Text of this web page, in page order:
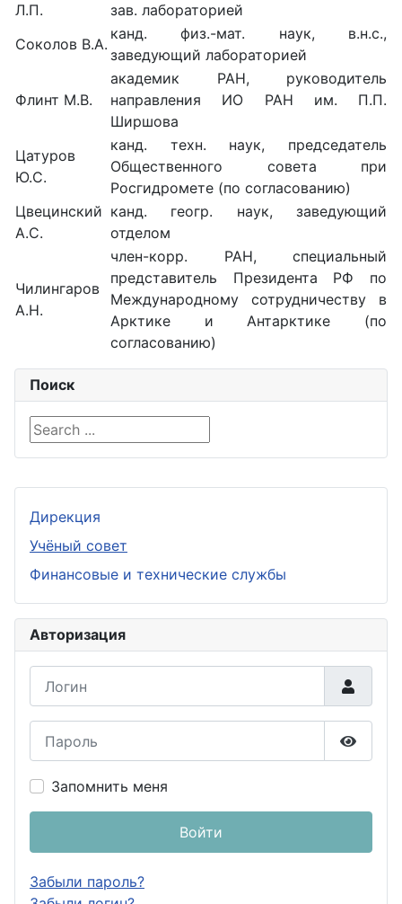
Дирекция
Учёный совет
Финансовые и технические службы
Авторизация
Запомнить меня
Войти
Забыли пароль?
Л.П.
зав. лабораторией
Соколов В.А.
канд. физ.-мат. наук, в.н.с.,
заведующий лабораторией
Флинт М.В.
академик РАН, руководитель
направления ИО РАН им. П.П.
Ширшова
Цатуров
Ю.С.
канд. техн. наук, председатель
Общественного совета при
Росгидромете (по согласованию)
Цвецинский
А.С.
канд. геогр. наук, заведующий
отделом
Чилингаров
А.Н.
член-корр. РАН, специальный
представитель Президента РФ по
Международному сотрудничеству в
Арктике и Антарктике (по
согласованию)
Поиск
Search ...